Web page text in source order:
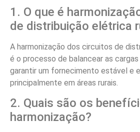
Preço de Eletricista em São
Pedreiro Eletricista em São
Montador Eletricista em São